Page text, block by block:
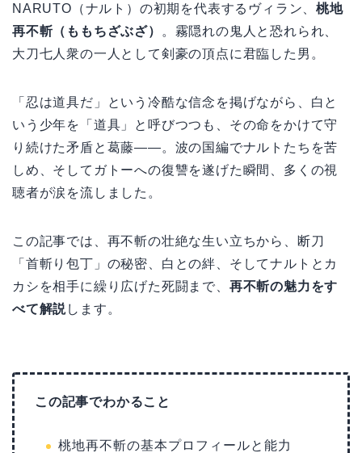
NARUTO（ナルト）の初期を代表するヴィラン、桃地
再不斬（ももちざぶざ）
。霧隠れの鬼人と恐れられ、
大刀七人衆の一人として剣豪の頂点に君臨した男。
「忍は道具だ」という冷酷な信念を掲げながら、白と
いう少年を「道具」と呼びつつも、その命をかけて守
り続けた矛盾と葛藤――。波の国編でナルトたちを苦
しめ、そしてガトーへの復讐を遂げた瞬間、多くの視
聴者が涙を流しました。
この記事では、再不斬の壮絶な生い立ちから、断刀
「首斬り包丁」の秘密、白との絆、そしてナルトとカ
カシを相手に繰り広げた死闘まで、 再不斬の魅力をす
べて解説します。
この記事でわかること
桃地再不斬の基本プロフィールと能力